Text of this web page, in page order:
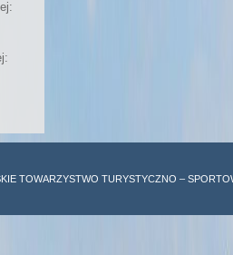
TOWARZYSTWO TURYSTYCZNO –